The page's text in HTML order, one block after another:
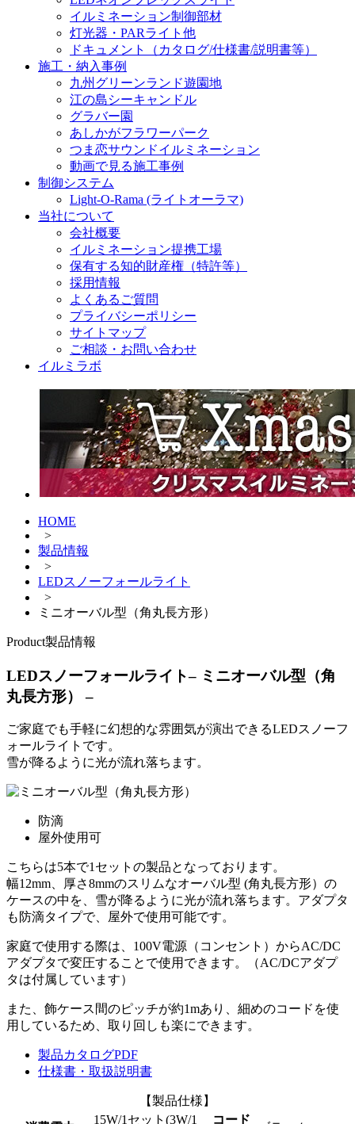
イルミネーション制御部材
灯光器・PARライト他
ドキュメント（カタログ/仕様書/説明書等）
施工・納入事例
九州グリーンランド遊園地
江の島シーキャンドル
グラバー園
あしかがフラワーパーク
つま恋サウンドイルミネーション
動画で見る施工事例
制御システム
Light-O-Rama (ライトオーラマ)
当社について
会社概要
イルミネーション提携工場
保有する知的財産権（特許等）
採用情報
よくあるご質問
プライバシーポリシー
サイトマップ
ご相談・お問い合わせ
イルミラボ
HOME
>
製品情報
>
LEDスノーフォールライト
>
ミニオーバル型（角丸長方形）
Product製品情報
LEDスノーフォールライト– ミニオーバル型（角
丸長方形） –
ご家庭でも手軽に幻想的な雰囲気が演出できるLEDスノーフ
ォールライトです。
雪が降るように光が流れ落ちます。
防滴
屋外使用可
こちらは5本で1セットの製品となっております。
幅12mm、厚さ8mmのスリムなオーバル型 (角丸長方形）の
ケースの中を、雪が降るように光が流れ落ちます。アダプタ
も防滴タイプで、屋外で使用可能です。
家庭で使用する際は、100V電源（コンセント）からAC/DC
アダプタで変圧することで使用できます。（AC/DCアダプ
タは付属しています）
また、飾ケース間のピッチが約1mあり、細めのコードを使
用しているため、取り回しも楽にできます。
製品カタログPDF
仕様書・取扱説明書
【製品仕様】
15W/1セット(3W/1 コード